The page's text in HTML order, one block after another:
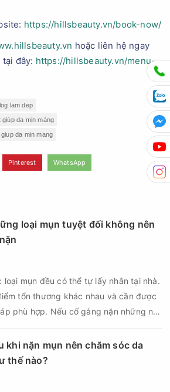
https://hillsbeauty.vn/book-now/
hoặc liên hệ ngay
đây: https://hillsbeauty.vn/menu-
lam dep
da mịn màng
da min mang
Pinterest WhatsApp
loại mụn tuyệt đối không nên
loại mụn đều có thể tự lấy nhân tại nhà.
tổn thương khác nhau và cần được
phù hợp. Nếu cố gắng nặn những nốt
làm tăng nguy cơ nhiễm trùng, để lại
hồi.
khi nặn mụn nên chăm sóc da
thế nào?